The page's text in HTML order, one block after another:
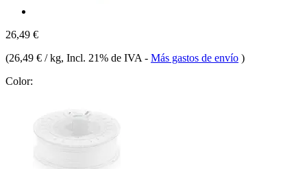
26,49 €
(26,49 € / kg, Incl. 21% de IVA - Más gastos de envío )
Color: